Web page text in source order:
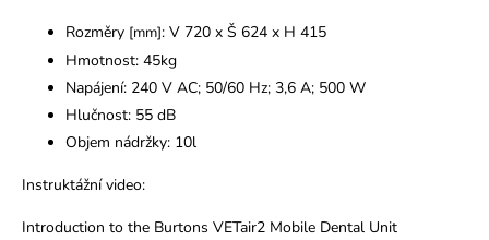
Rozměry [mm]: V 720 x Š 624 x H 415
Hmotnost: 45kg
Napájení: 240 V AC; 50/60 Hz; 3,6 A; 500 W
Hlučnost: 55 dB
Objem nádržky: 10l
Instruktážní video:
Introduction to the Burtons VETair2 Mobile Dental Unit